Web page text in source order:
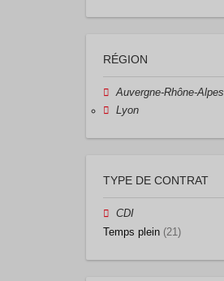
RÉGION
Auvergne-Rhône-Alpes
Lyon
TYPE DE CONTRAT
CDI
Temps plein (21)